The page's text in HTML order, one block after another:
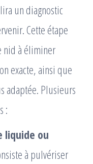
un diagnostic
Cette étape
nid à éliminer
exacte, ainsi que
adaptée. Plusieurs
:
liquide ou
à pulvériser